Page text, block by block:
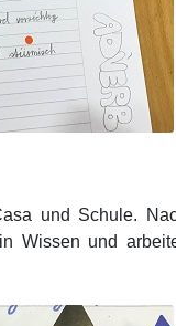
und Schule.
Wissen und